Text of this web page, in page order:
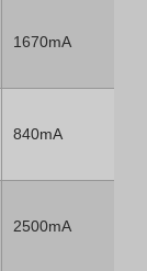
1670mA
840mA
2500mA